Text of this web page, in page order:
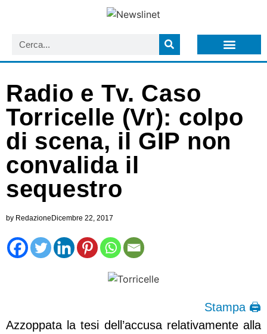
Radio e Tv. Caso
Torricelle (Vr): colpo
di scena, il GIP non
convalida il
sequestro
by RedazioneDicembre 22, 2017
Stampa 🖨
Azzoppata la tesi dell’accusa relativamente alla